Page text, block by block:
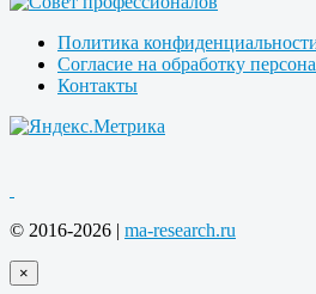
Политика
Согласие на обработку
Контакты
© 2016-2026 | ma-research.ru
×